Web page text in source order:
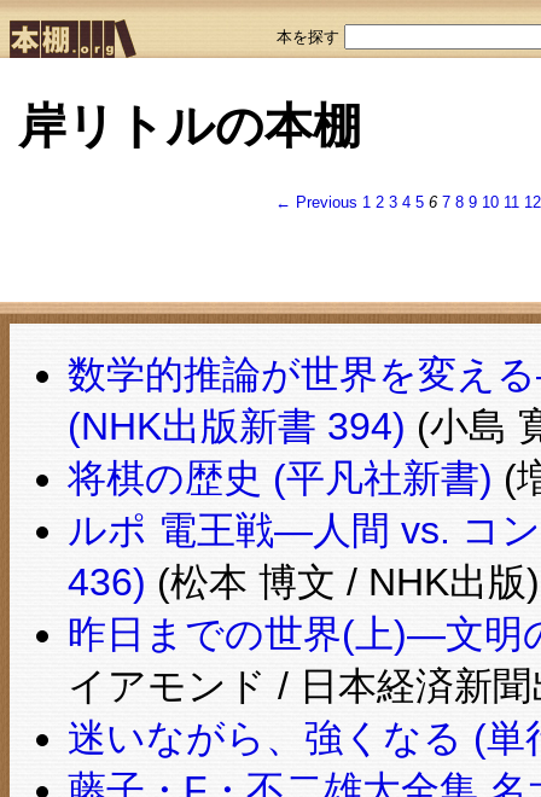
本を探す
岸リトルの本棚
← Previous 1 2 3 4 5 6 7 8 9 10 11 12
数学的推論が世界を変え
(NHK出版新書 394) (小島
将棋の歴史 (平凡社新書) (
ルポ 電王戦―人間 vs. コ
436) (松本 博文 / NHK出版)
昨日までの世界(上)―文明
イアモンド / 日本経済新
迷いながら、強くなる (単